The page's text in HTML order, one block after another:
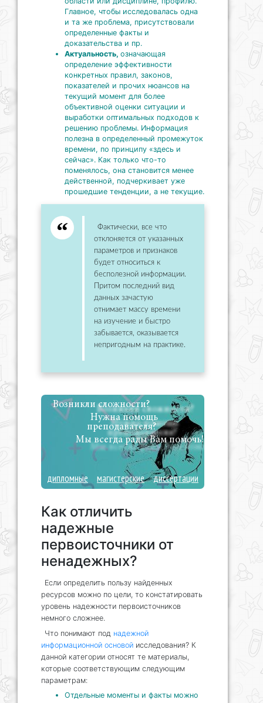
Главное, чтобы исследовалась одна
и та же проблема, присутствовали
определенные факты и
доказательства и пр.
Актуальность, означающая
определение эффективности
конкретных правил, законов,
показателей и прочих нюансов на
текущий момент для более
объективной оценки ситуации и
выработки оптимальных подходов к
решению проблемы. Информация
полезна в определенный промежуток
времени, по принципу «здесь и
сейчас». Как только что-то
поменялось, она становится менее
действенной, подчеркивает уже
прошедшие тенденции, а не текущие.
Фактически, все что
отклоняется от указанных
параметров и признаков
будет относиться к
бесполезной информации.
Притом последний вид
данных зачастую
отнимает массу времени
на изучение и быстро
забывается, оказывается
непригодным на практике.
Возникли сложности?
Нужна помощь
преподавателя?
Мы всегда рады Вам помочь!
дипломные магистерские диссертации
Как отличить
надежные
первоисточники от
ненадежных?
Если определить пользу найденных
ресурсов можно по цели, то констатировать
уровень надежности первоисточников
немного сложнее.
Что понимают под надежной
информационной основой исследования? К
данной категории относят те материалы,
которые соответствующим следующим
параметрам:
Отдельные моменты и факты можно